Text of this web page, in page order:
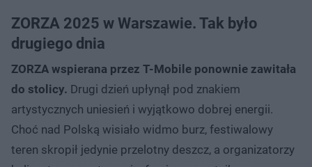
ZORZA 2025 w Warszawie. Tak było
drugiego dnia
ZORZA wspierana przez T-Mobile ponownie zawitała
do stolicy. Drugi dzień upłynął pod znakiem
artystycznych uniesień i wyjątkowo dobrej energii.
Choć nad Polską wisiało widmo burz, festiwalowy
teren skropił jedynie przelotny deszcz, a organizatorzy